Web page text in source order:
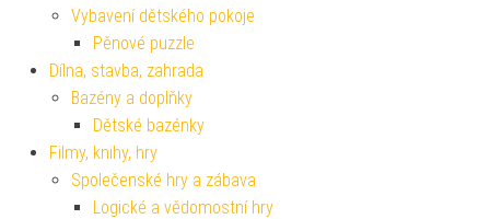
Vybavení dětského pokoje
Pěnové puzzle
Dílna, stavba, zahrada
Bazény a doplňky
Dětské bazénky
Filmy, knihy, hry
Společenské hry a zábava
Logické a vědomostní hry